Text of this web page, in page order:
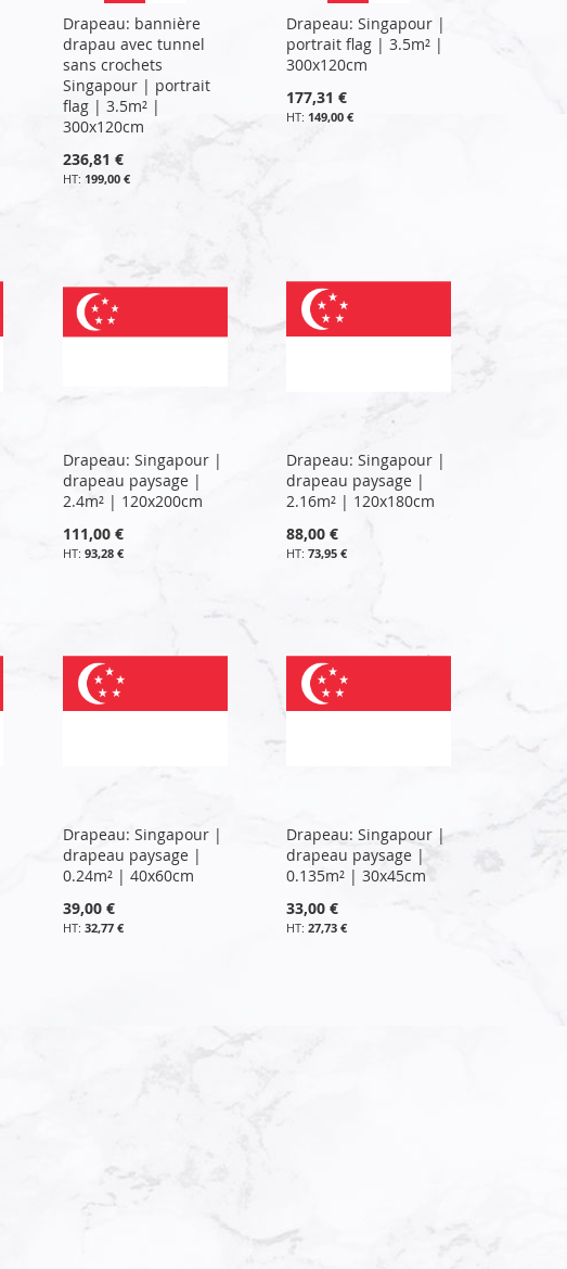
Drapeau: bannière
drapau avec tunnel
sans crochets
Singapour | portrait
flag | 3.5m² |
300x120cm
236,81 €
199,00 €
Drapeau: Singapour |
portrait flag | 3.5m² |
300x120cm
177,31 €
149,00 €
Drapeau: Singapour |
drapeau paysage |
2.4m² | 120x200cm
111,00 €
93,28 €
Drapeau: Singapour |
drapeau paysage |
2.16m² | 120x180cm
88,00 €
73,95 €
Drapeau: Singapour |
drapeau paysage |
0.24m² | 40x60cm
39,00 €
32,77 €
Drapeau: Singapour |
drapeau paysage |
0.135m² | 30x45cm
33,00 €
27,73 €